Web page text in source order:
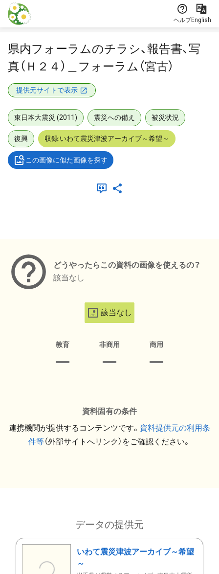
本文に飛ぶ
ヘルプEnglish
県内フォーラムのチラシ、報告書、写
真（Ｈ２４）＿フォーラム（宮古）
提供元サイトで表示
東日本大震災 (2011) 震災への備え 被災状況
復興 収録:いわて震災津波アーカイブ～希望～
この画像に似た画像を探す
どうやったらこの資料の画像を使えるの？
該当なし
該当なし
教育 非商用 商用
資料固有の条件
連携機関が提供するコンテンツです。 資料提供元の利用条
件等（外部サイトへリンク）をご確認ください。
データの提供元
いわて震災津波アーカイブ～希望
～